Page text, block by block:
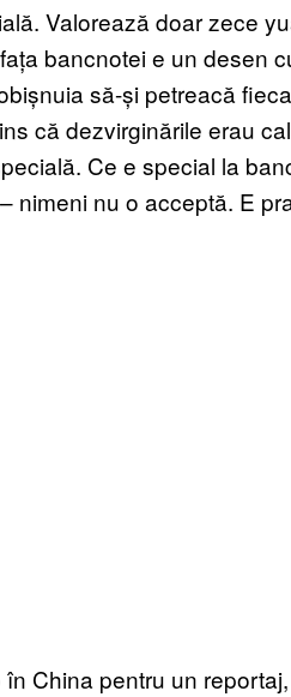
Valorează doar zece
bancnotei e un desen
să-și petreacă
că dezvirginările erau
Ce e special la
nimeni nu o acceptă. E
China pentru un